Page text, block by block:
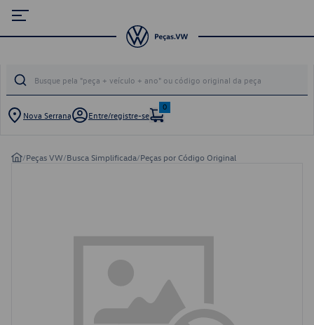
Nova Serrana Entre/registre-se
0
/Peças VW/Busca Simplificada/Peças por Código Original